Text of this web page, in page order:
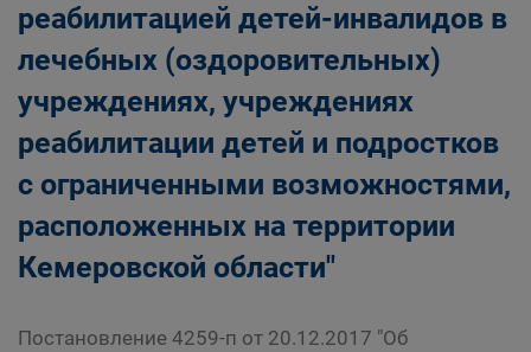
реабилитацией детей-инвалидов в
лечебных (оздоровительных)
учреждениях, учреждениях
реабилитации детей и подростков
с ограниченными возможностями,
расположенных на территории
Кемеровской области"
Постановление 4259-п от 20.12.2017 "Об